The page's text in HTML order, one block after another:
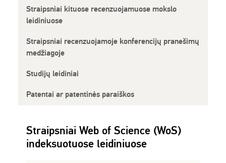
Straipsniai kituose recenzuojamuose mokslo
leidiniuose
Straipsniai recenzuojamoje konferencijų pranešimų
medžiagoje
Studijų leidiniai
Patentai ar patentinės paraiškos
Straipsniai Web of Science (WoS)
indeksuotuose leidiniuose